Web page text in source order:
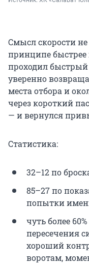
Смысл скорости
принципе быстрее
проходил быстрый
уверенно
места отбора и
через короткий
— и вернулся
Статистика:
32–12 по
85–27 по
попытки
чуть более
пересечения
хороший
воротам,